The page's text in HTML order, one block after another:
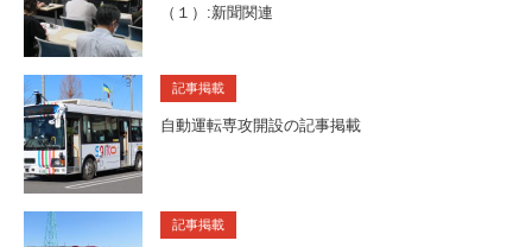
（１）:新聞関連
記事掲載
自動運転専攻開設の記事掲載
記事掲載